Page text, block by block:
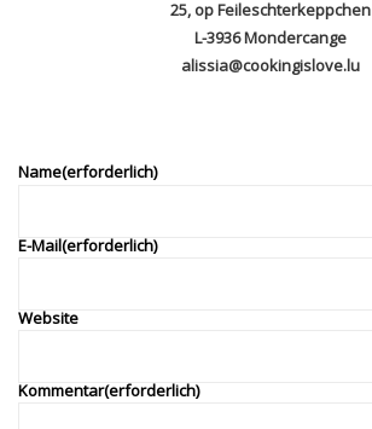
25, op Feileschterkeppchen
L-3936 Mondercange
alissia@cookingislove.lu
Name(erforderlich)
E-Mail(erforderlich)
Website
Kommentar(erforderlich)